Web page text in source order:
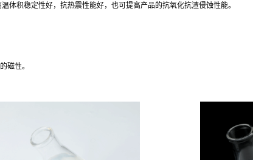
积稳定性好，抗热震性能好，也可提高产品的抗氧化抗渣侵蚀性能。
磁性。